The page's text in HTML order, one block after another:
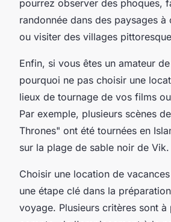
pourrez observer des phoques,
randonnée dans des paysages
ou visiter des villages
Enfin, si vous êtes un amateur
pourquoi ne pas choisir une
lieux de tournage de vos films
Par exemple, plusieurs scènes
Thrones" ont été tournées en
sur la plage de sable noir de Vik.
Choisir une location de
une étape clé dans la
voyage. Plusieurs critères sont à